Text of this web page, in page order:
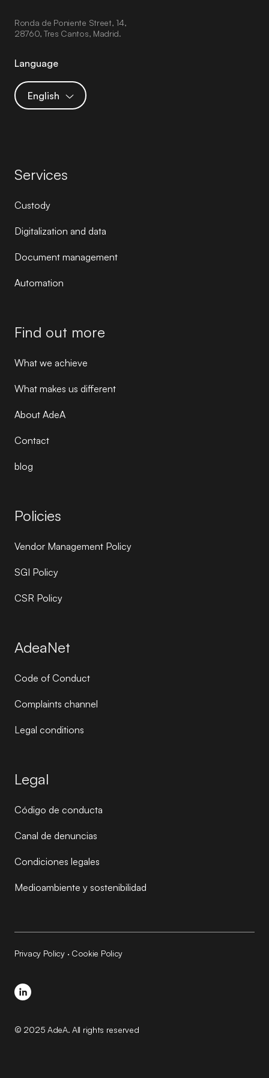
Ronda de Poniente Street, 14,
28760, Tres Cantos, Madrid.
Language
English
Services
Custody
Digitalization and data
Document management
Automation
Find out more
What we achieve
What makes us different
About AdeA
Contact
blog
Policies
Vendor Management Policy
SGI Policy
CSR Policy
AdeaNet
Code of Conduct
Complaints channel
Legal conditions
Legal
Código de conducta
Canal de denuncias
Condiciones legales
Medioambiente y sostenibilidad
© 2025 AdeA. All rights reserved
Privacy Policy· Cookie Policy